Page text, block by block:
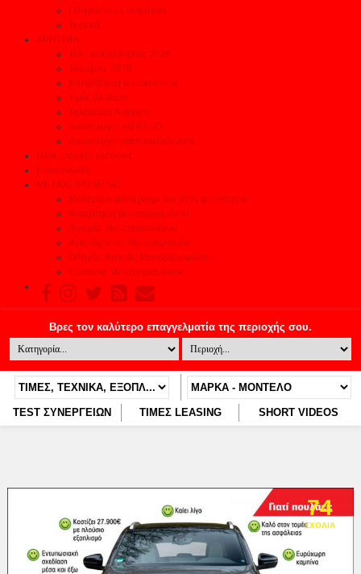
Οδηγείστε με ασφάλεια
Τεχνικά
ΧΡΗΣΙΜΑ
Τέλη κυκλοφορίας 2026
Τεκμήρια 2026
Μεταβίβαση αυτοκινήτου
Τιμές Διοδίων
Τηλέφωνα Ανάγκης
Δικαιολογητικά ΚΤΕΟ
Δικαιολογητικά Ανακύκλωσης
Ηλεκτρονικές εκδόσεις
Επικοινωνία
ΜΕΤΑΧΕΙΡΙΣΜΕΝΟ
Μεταχειρισμένα μέχρι και 35% φτηνότερα
Αναζήτηση μεταχειρισμένου
Δοκιμές Μεταχειρισμένων
Αγοράζοντας Μεταχειρισμένο
Οδηγός Αγοράς Μεταχειρισμένου
Έμποροι Μεταχειρισμένων
TEST ΣΥΝΕΡΓΕΙΩΝ ΤΙΜΕΣ LEASING SHORT VIDEOS
74
ΣΧΌΛΙΑ